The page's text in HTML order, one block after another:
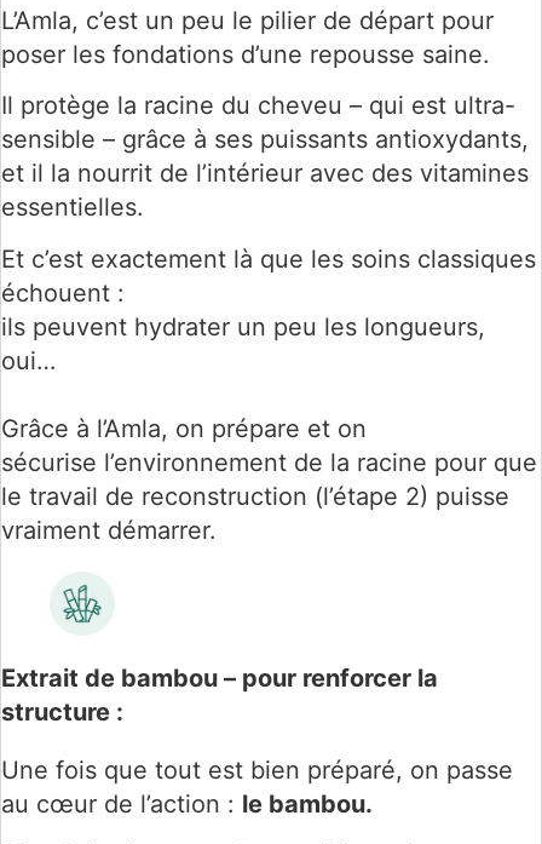
L’Amla, c’est un peu le pilier de départ pour
poser les fondations d’une repousse saine.
Il protège la racine du cheveu – qui est ultra-
sensible – grâce à ses puissants antioxydants,
et il la nourrit de l’intérieur avec des vitamines
essentielles.
Et c’est exactement là que les soins classiques
échouent :
ils peuvent hydrater un peu les longueurs,
oui…
Grâce à l’Amla, on prépare et on
sécurise l’environnement de la racine pour que
le travail de reconstruction (l’étape 2) puisse
vraiment démarrer.
Extrait de bambou – pour renforcer la
structure :
Une fois que tout est bien préparé, on passe
au cœur de l’action : le bambou.